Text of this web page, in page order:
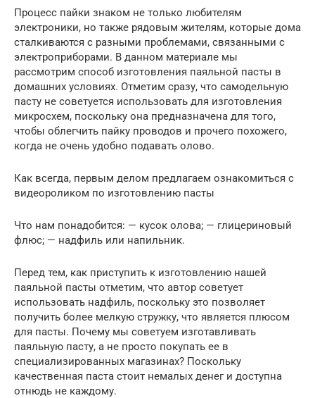
Процесс пайки знаком не только любителям
электроники, но также рядовым жителям, которые дома
сталкиваются с разными проблемами, связанными с
электроприборами. В данном материале мы
рассмотрим способ изготовления паяльной пасты в
домашних условиях. Отметим сразу, что самодельную
пасту не советуется использовать для изготовления
микросхем, поскольку она предназначена для того,
чтобы облегчить пайку проводов и прочего похожего,
когда не очень удобно подавать олово.
Как всегда, первым делом предлагаем ознакомиться с
видеороликом по изготовлению пасты
Что нам понадобится: — кусок олова; — глицериновый
флюс; — надфиль или напильник.
Перед тем, как приступить к изготовлению нашей
паяльной пасты отметим, что автор советует
использовать надфиль, поскольку это позволяет
получить более мелкую стружку, что является плюсом
для пасты. Почему мы советуем изготавливать
паяльную пасту, а не просто покупать ее в
специализированных магазинах? Поскольку
качественная паста стоит немалых денег и доступна
отнюдь не каждому.